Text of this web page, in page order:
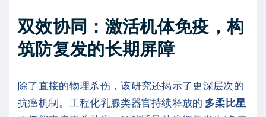
双效协同：激活机体免疫，构
筑防复发的长期屏障
除了直接的物理杀伤，该研究还揭示了更深层次的
抗癌机制。工程化乳腺类器官持续释放的 多柔比星